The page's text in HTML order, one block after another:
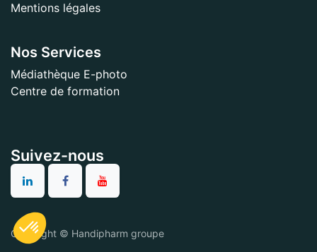
Mentions légales
Nos Services
Médiathèque E-photo
Centre de formation
Suivez-nous
Copyright © Handipharm groupe